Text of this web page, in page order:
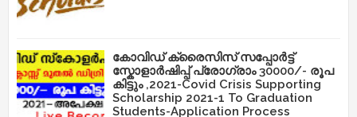
കോവിഡ് ക്രൈസിസ് സപ്പോർട്ട്
സ്കോളാർഷിപ്പ് പ്രോഗ്രാം 30000/- രൂപ
കിട്ടും ,2021-Covid Crisis Supporting
Scholarship 2021-1 To Graduation
Students-Application Process